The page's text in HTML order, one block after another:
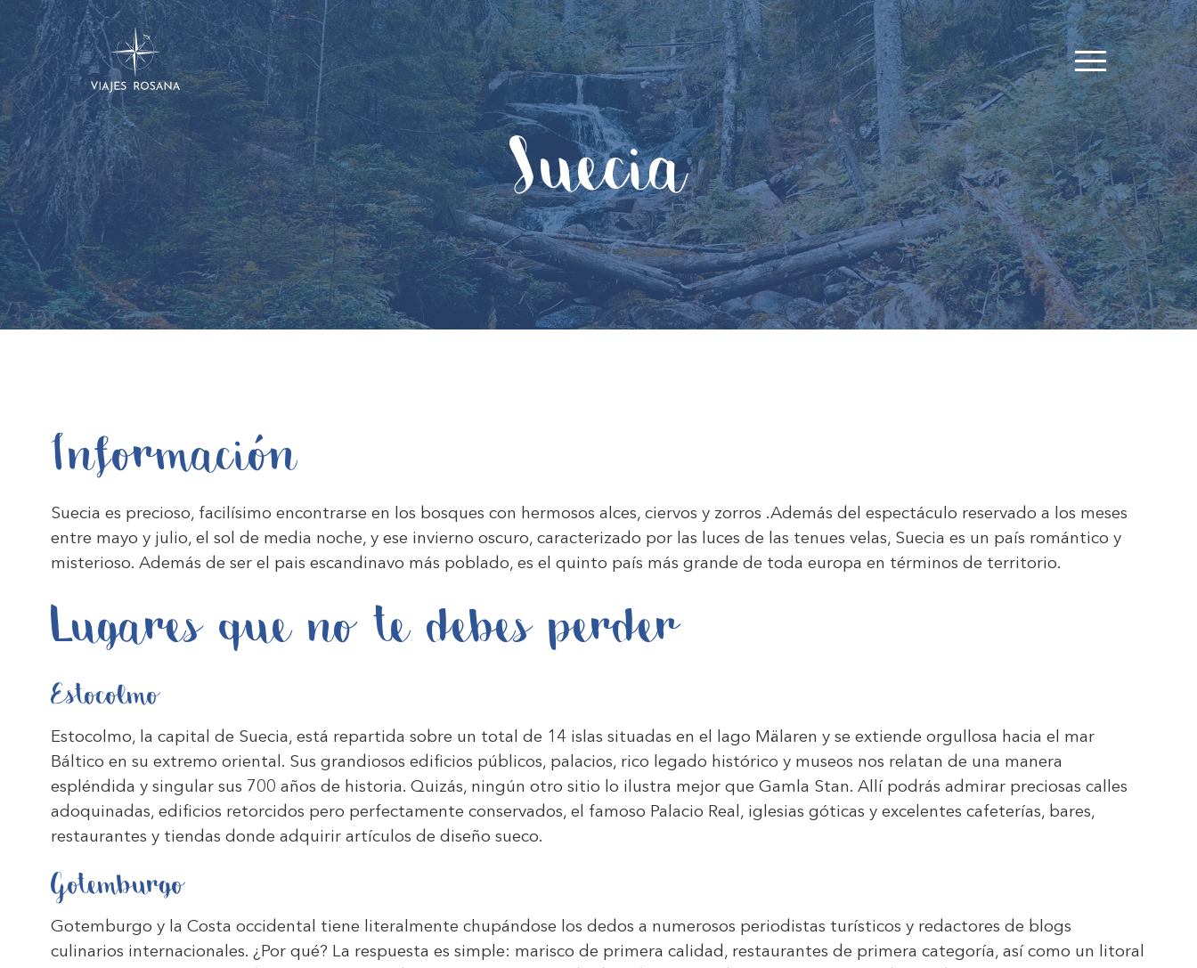
Suecia
Información
Suecia es precioso, facilísimo encontrarse en los bosques con hermosos alces, ciervos y zorros .Además del espectáculo reservado a los meses
entre mayo y julio, el sol de media noche, y ese invierno oscuro, caracterizado por las luces de las tenues velas, Suecia es un país romántico y
misterioso. Además de ser el pais escandinavo más poblado, es el quinto país más grande de toda europa en términos de territorio.
Lugares que no te debes perder
Estocolmo
Estocolmo, la capital de Suecia, está repartida sobre un total de 14 islas situadas en el lago Mälaren y se extiende orgullosa hacia el mar
Báltico en su extremo oriental. Sus grandiosos edificios públicos, palacios, rico legado histórico y museos nos relatan de una manera
espléndida y singular sus 700 años de historia. Quizás, ningún otro sitio lo ilustra mejor que Gamla Stan. Allí podrás admirar preciosas calles
adoquinadas, edificios retorcidos pero perfectamente conservados, el famoso Palacio Real, iglesias góticas y excelentes cafeterías, bares,
restaurantes y tiendas donde adquirir artículos de diseño sueco.
Gotemburgo
Gotemburgo y la Costa occidental tiene literalmente chupándose los dedos a numerosos periodistas turísticos y redactores de blogs
culinarios internacionales. ¿Por qué? La respuesta es simple: marisco de primera calidad, restaurantes de primera categoría, así como un litoral